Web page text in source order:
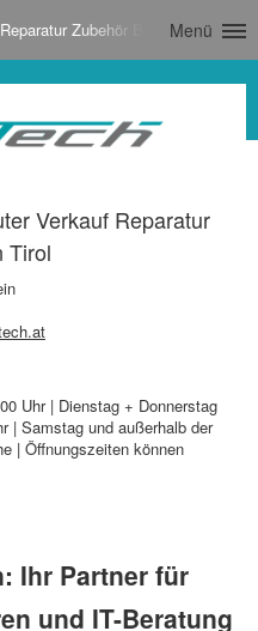
Zubehör Beratung
Menü
Verkauf Reparatur
Tirol
Uhr | Dienstag + Donnerstag
| Samstag und außerhalb der
| Öffnungszeiten können
Ihr Partner für
und IT-Beratung